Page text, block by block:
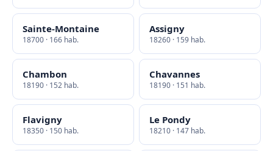
Sainte-Montaine
18700 · 166 hab.
Assigny
18260 · 159 hab.
Chambon
18190 · 152 hab.
Chavannes
18190 · 151 hab.
Flavigny
18350 · 150 hab.
Le Pondy
18210 · 147 hab.